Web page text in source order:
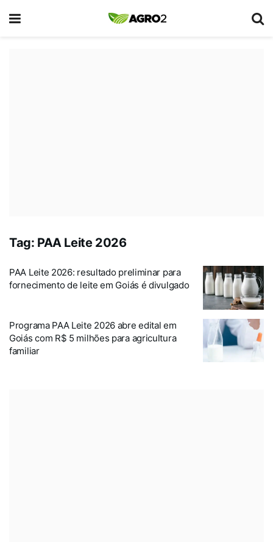
Tag: PAA Leite 2026
PAA Leite 2026: resultado preliminar para
fornecimento de leite em Goiás é divulgado
Programa PAA Leite 2026 abre edital em
Goiás com R$ 5 milhões para agricultura
familiar